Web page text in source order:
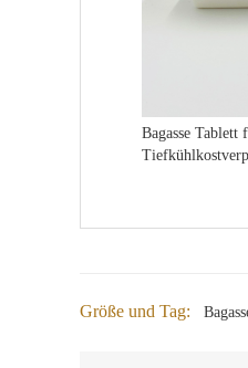
Bagasse Tablett
Größe und Tag: